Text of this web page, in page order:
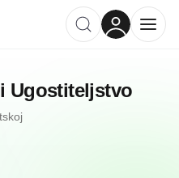
Ugostiteljstvo